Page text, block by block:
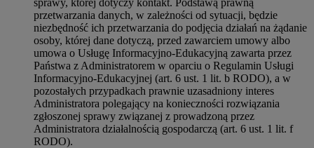
przetwarzania danych, w zależności od sytuacji, będzie
niezbędność ich przetwarzania do podjęcia działań na żądanie
osoby, której dane dotyczą, przed zawarciem umowy albo
umowa o Usługę Informacyjno-Edukacyjną zawarta przez
Państwa z Administratorem w oparciu o Regulamin Usługi
Informacyjno-Edukacyjnej (art. 6 ust. 1 lit. b RODO), a w
pozostałych przypadkach prawnie uzasadniony interes
Administratora polegający na konieczności rozwiązania
zgłoszonej sprawy związanej z prowadzoną przez
Administratora działalnością gospodarczą (art. 6 ust. 1 lit. f
RODO).